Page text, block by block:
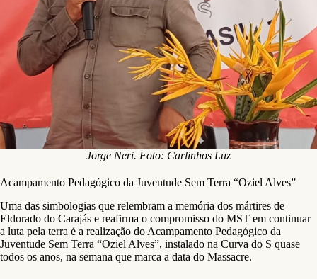
Jorge Neri. Foto: Carlinhos Luz
Acampamento Pedagógico da Juventude Sem Terra “Oziel Alves”
Uma das simbologias que relembram a memória dos mártires de
Eldorado do Carajás e reafirma o compromisso do MST em continuar
a luta pela terra é a realização do Acampamento Pedagógico da
Juventude Sem Terra “Oziel Alves”, instalado na Curva do S quase
todos os anos, na semana que marca a data do Massacre.